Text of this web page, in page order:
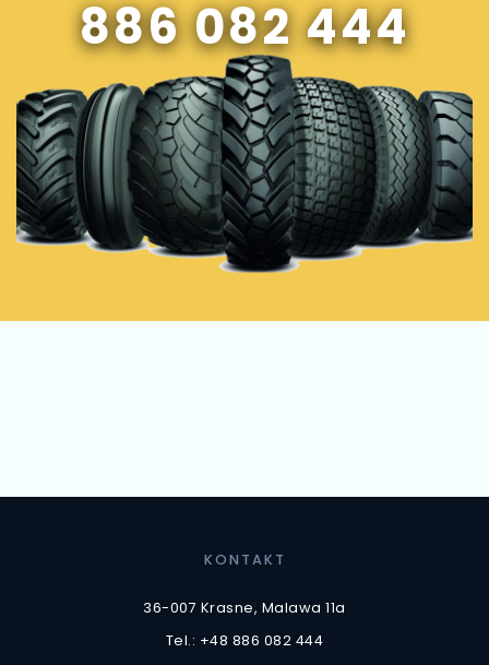
886 082 444
KONTAKT
36-007 Krasne, Malawa 11a
Tel.: +48 886 082 444